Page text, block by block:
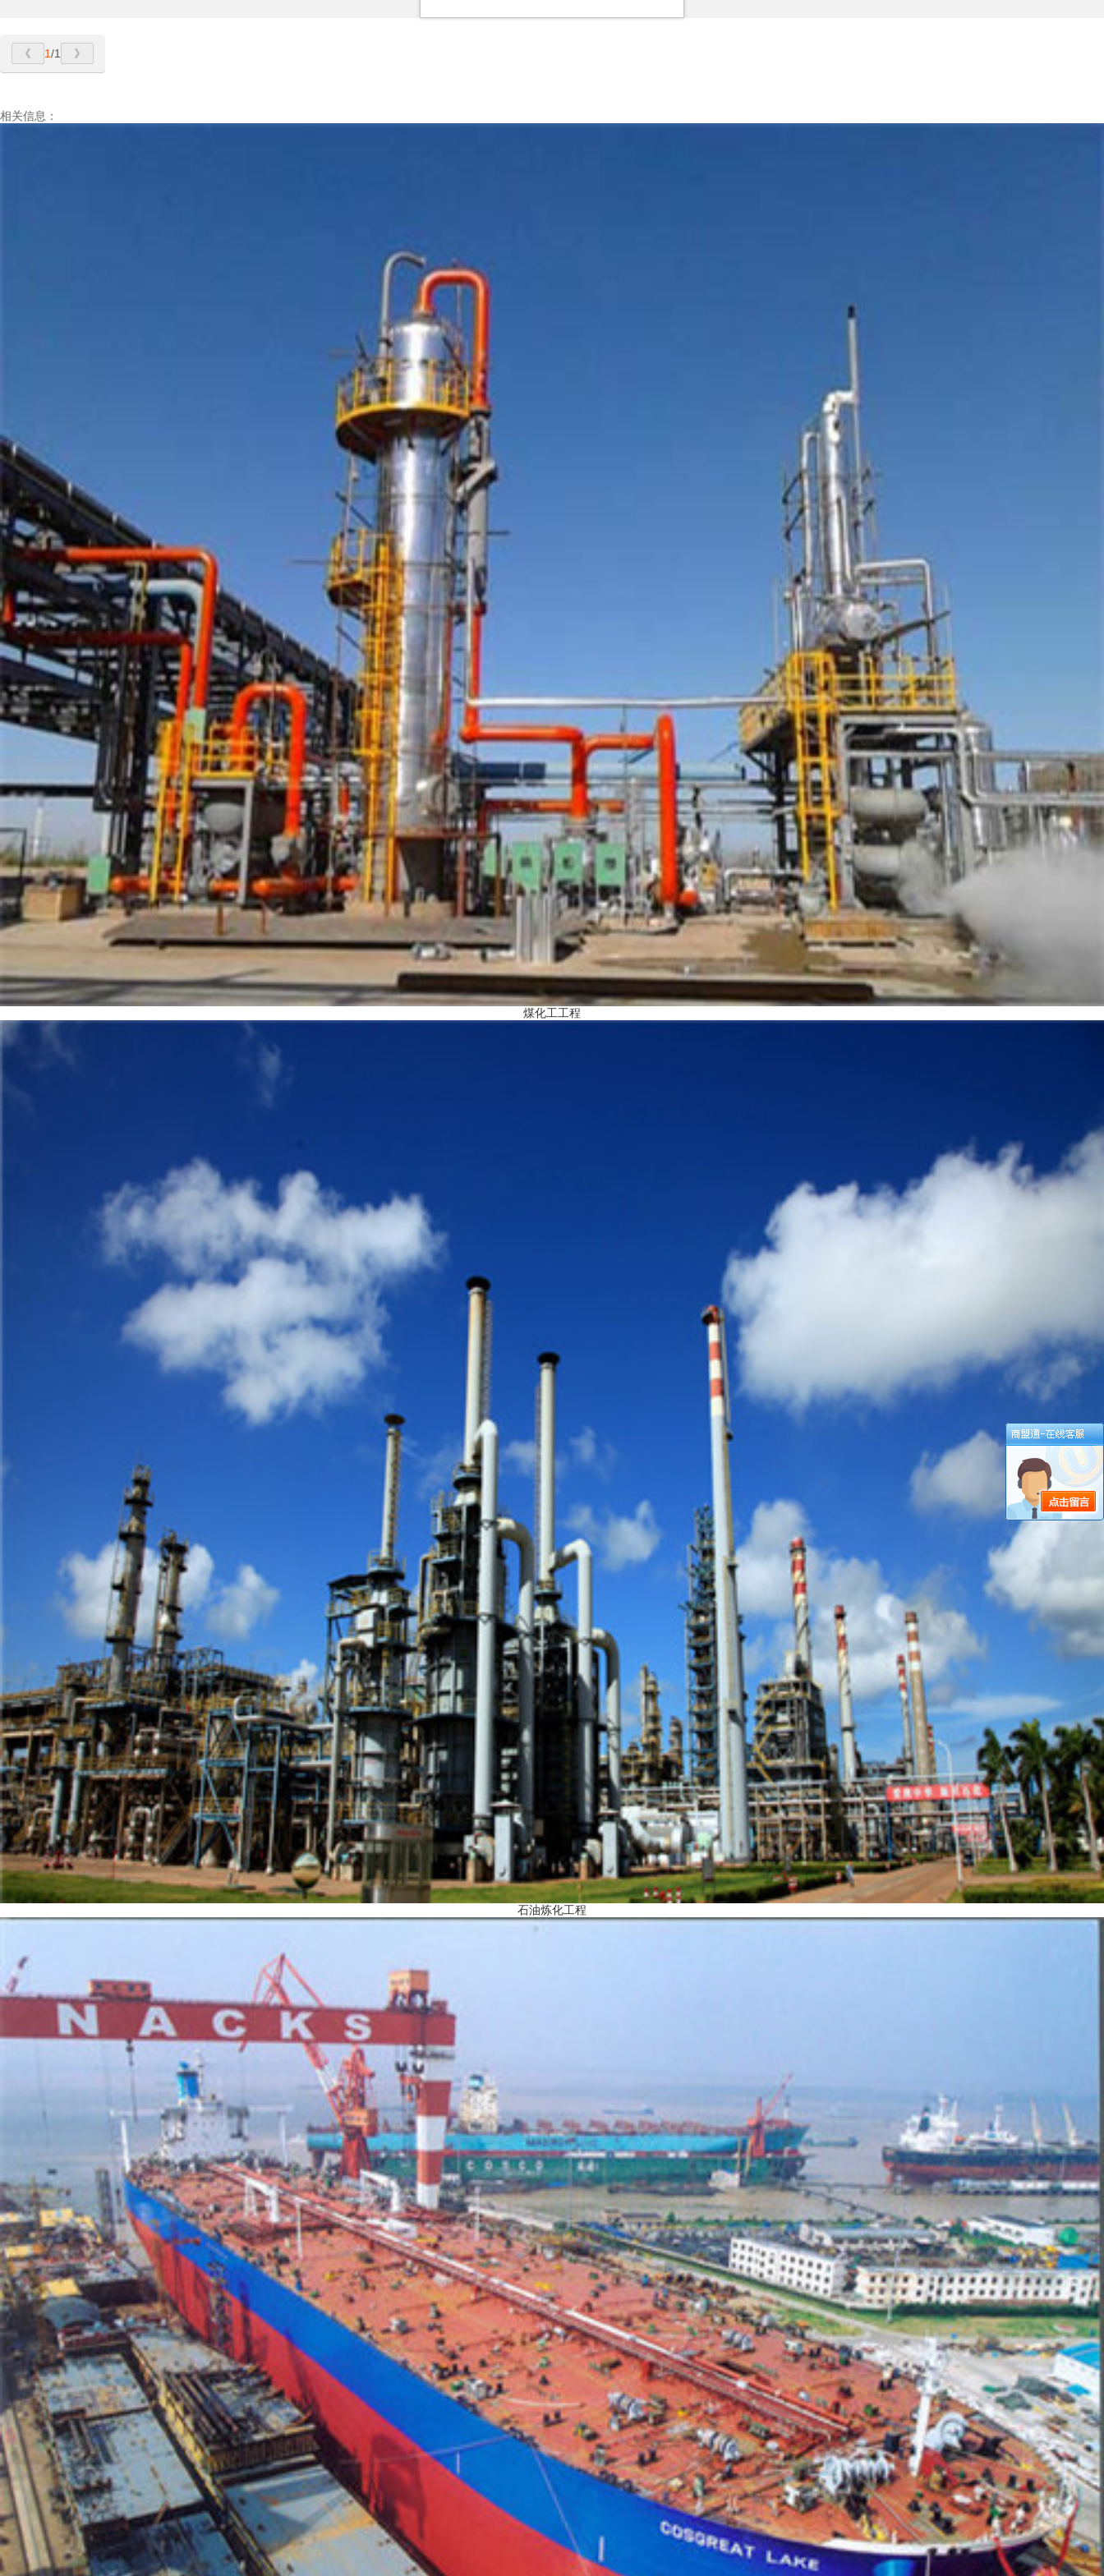
1/1
相关信息：
煤化工工程
石油炼化工程